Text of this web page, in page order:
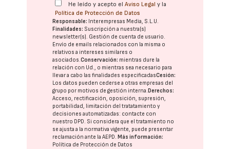
He leído y acepto elAviso Legal y la
Política de Protección de Datos
Responsable: Interempresas Media, S.L.U.
Finalidades: Suscripción a nuestra(s)
newsletter(s). Gestión de cuenta de usuario.
Envío de emails relacionados con la misma o
relativos a intereses similares o
asociados.Conservación: mientras dure la
relación con Ud., o mientras sea necesario para
llevar a cabo las finalidades especificadasCesión:
Los datos pueden cederse a otras empresas del
grupo por motivos de gestión interna. Derechos:
Acceso, rectificación, oposición, supresión,
portabilidad, limitación del tratatamiento y
decisiones automatizadas: contacte con
nuestro DPD. Si considera que el tratamiento no
se ajusta a la normativa vigente, puede presentar
reclamación ante laAEPD. Más información:
Política de Protección de Datos